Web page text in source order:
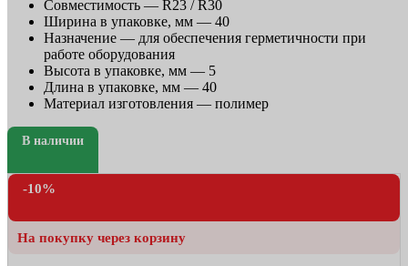
Совместимость — R23 / R30
Ширина в упаковке, мм — 40
Назначение — для обеспечения герметичности при
работе оборудования
Высота в упаковке, мм — 5
Длина в упаковке, мм — 40
Материал изготовления — полимер
В наличии
-10%
На покупку через корзину